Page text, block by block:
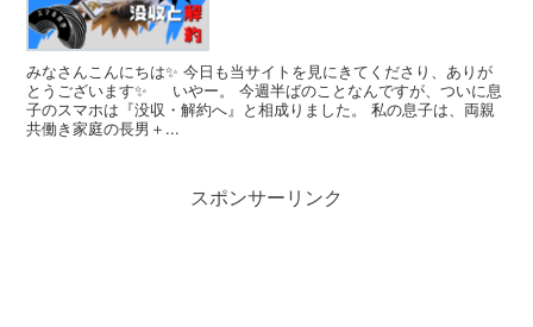
みなさんこんにちは✨ 今日も当サイトを見にきてくださり、ありが
とうございます✨ いやー。 今週半ばのことなんですが、ついに息
子のスマホは『没収・解約へ』と相成りました。 私の息子は、両親
共働き家庭の長男＋...
スポンサーリンク